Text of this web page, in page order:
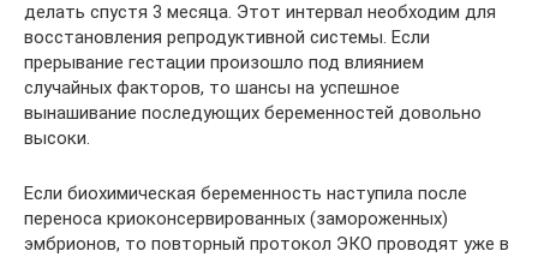
делать спустя 3 месяца. Этот интервал необходим для
восстановления репродуктивной системы. Если
прерывание гестации произошло под влиянием
случайных факторов, то шансы на успешное
вынашивание последующих беременностей довольно
высоки.
Если биохимическая беременность наступила после
переноса криоконсервированных (замороженных)
эмбрионов, то повторный протокол ЭКО проводят уже в